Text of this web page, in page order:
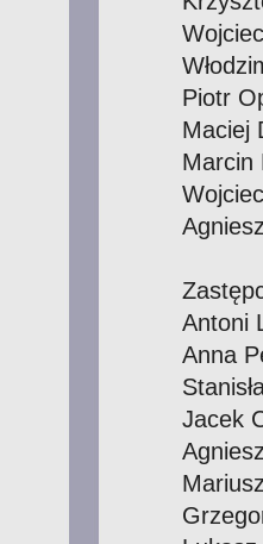
Piotr
Maciej
Marcin
Antoni
Anna
Jacek